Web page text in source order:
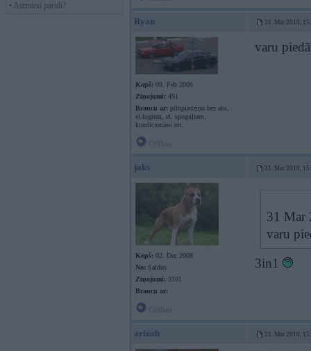
• Aizmirsi paroli?
Ryan 31. Mar 2010,
Kopš: 09. Feb 2006
Ziņojumi: 491
Braucu ar: pilnpiedziņu bez abs,
el.logiem, el. spoguļiem,
kondicionieri utt.
varu
jaks 31. Mar 2010,
Kopš: 02. Dec 2008
No: Saldus
Ziņojumi: 3101
Braucu ar:
31 Mar
varu
3in1
arizah 31. Mar 2010,